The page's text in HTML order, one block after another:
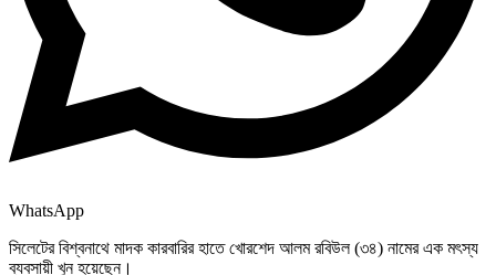
WhatsApp
সিলেটের বিশ্বনাথে মাদক কারবারির হাতে খোরশেদ আলম রবিউল (৩৪) নামের এক মৎস্য
ব্যবসায়ী খুন হয়েছেন।